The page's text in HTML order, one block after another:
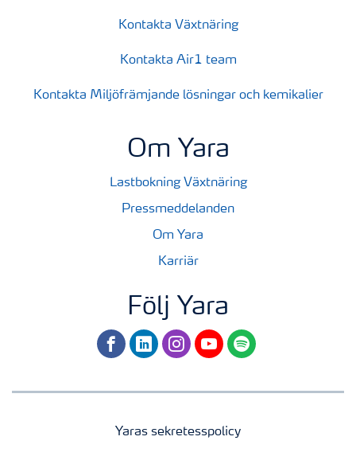
Kontakta Växtnäring
Kontakta Air1 team
Kontakta Miljöfrämjande lösningar och kemikalier
Om Yara
Lastbokning Växtnäring
Pressmeddelanden
Om Yara
Karriär
Följ Yara
facebooklinkedininstagram
youtubespotify
Yaras sekretesspolicy